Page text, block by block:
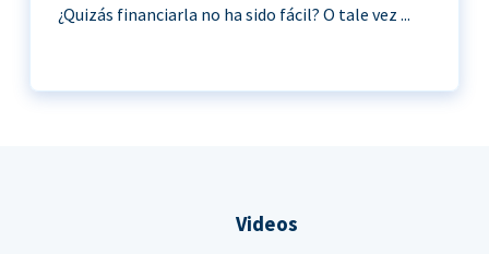
¿Quizás financiarla no ha sido fácil? O tale vez ...
Videos